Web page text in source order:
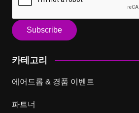
카테고리
에어드롭 & 경품 이벤트
파트너